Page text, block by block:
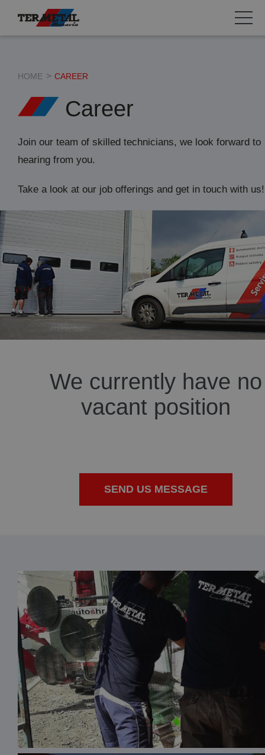
Aluminium constructions
Gate systems and doors
HOME CAREER
Career
Join our team of skilled technicians, we look forward to
hearing from you.
Take a look at our job offerings and get in touch with us!
We currently have no
vacant position
SEND US MESSAGE